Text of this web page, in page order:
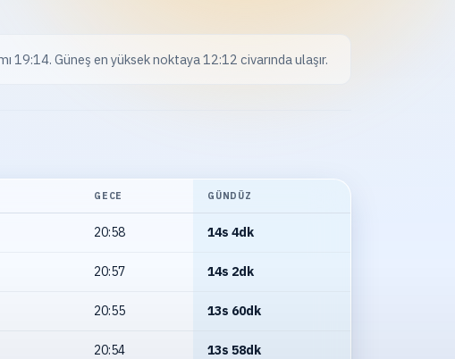
19:14. Güneş en yüksek noktaya 12:12 civarında ulaşır.
GECE GÜNDÜZ
20:58 14s 4dk
20:57 14s 2dk
20:55 13s 60dk
20:54 13s 58dk